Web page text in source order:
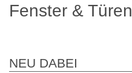
Fenster & Türen
NEU DABEI